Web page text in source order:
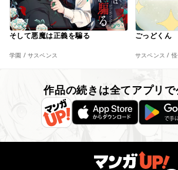
そして悪魔は正義を騙る
学園 / サスペンス
ごっどくん
サスペンス /
作品の続きは全てアプリで